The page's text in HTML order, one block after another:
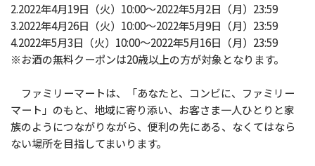
2.2022年4月19日（火）10:00～2022年5月2日（月）23:59
3.2022年4月26日（火）10:00～2022年5月9日（月）23:59
4.2022年5月3日（火）10:00～2022年5月16日（月）23:59
※お酒の無料クーポンは20歳以上の方が対象となります。
ファミリーマートは、「あなたと、コンビに、ファミリー
マート」のもと、地域に寄り添い、お客さま一人ひとりと家
族のようにつながりながら、便利の先にある、なくてはなら
ない場所を目指してまいります。